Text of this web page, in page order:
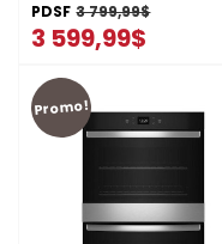
PDSF 3 799,99$
3 599,99$
Promo!